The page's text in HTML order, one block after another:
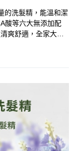
的洗髮精，能溫和潔
酸等六大無添加配
爽舒適，全家大小